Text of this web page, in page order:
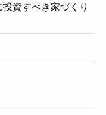
資すべき家づくり